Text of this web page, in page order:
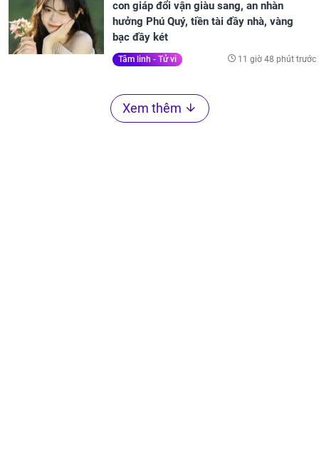
con giáp đổi vận giàu sang, an nhàn
hưởng Phú Quý, tiền tài đầy nhà, vàng
bạc đầy két
Tâm linh - Tử vi 11 giờ 48 phút trước
Xem thêm